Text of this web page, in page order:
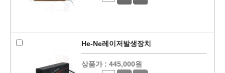
He-Ne레이저발생장치
상품가 : 445,000원